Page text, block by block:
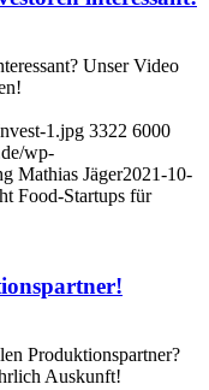
Unser Video
1.jpg 3322 6000
wp-
Mathias Jäger2021-10-
Food-Startups für
Produktionspartner?
Auskunft!